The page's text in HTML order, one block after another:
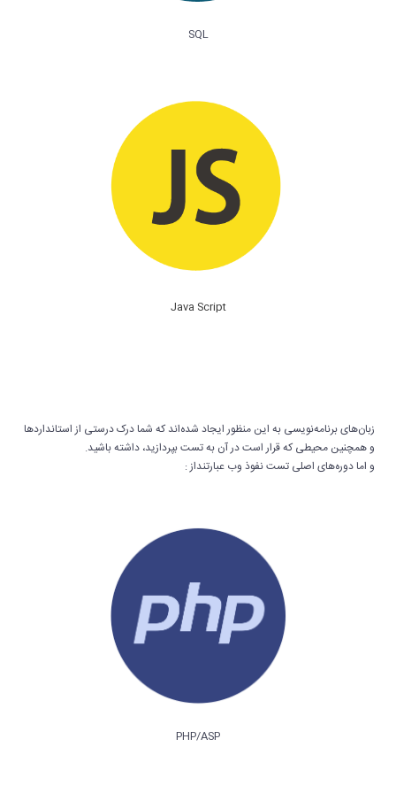
SQL
Java Script
زبان‌های برنامه‌نویسی به این منظور ایجاد شده‌اند که شما درک درستی از استانداردها
و همچنین محیطی که قرار است در آن به تست بپردازید، داشته باشید.
و اما دوره‌های اصلی تست نفوذ وب عبارتنداز :
PHP/ASP